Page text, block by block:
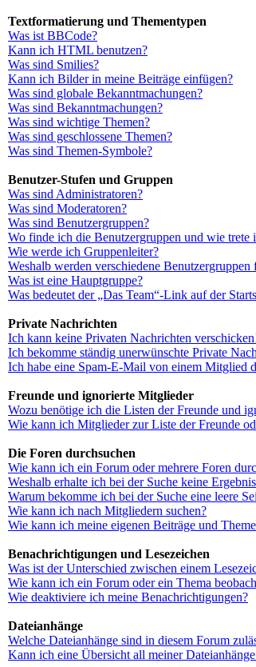
Textformatierung und Thementypen
Was ist BBCode?
Kann ich HTML benutzen?
Was sind Smilies?
Kann ich Bilder in meine Beiträge einfügen?
Was sind globale Bekanntmachungen?
Was sind Bekanntmachungen?
Was sind wichtige Themen?
Was sind geschlossene Themen?
Was sind Themen-Symbole?
Benutzer-Stufen und Gruppen
Was sind Administratoren?
Was sind Moderatoren?
Was sind Benutzergruppen?
Wo finde ich die Benutzergruppen und wie trete
Wie werde ich Gruppenleiter?
Weshalb werden verschiedene Benutzergruppen
Was ist eine Hauptgruppe?
Was bedeutet der „Das Team“-Link auf der
Private Nachrichten
Ich kann keine Privaten Nachrichten
Ich bekomme ständig unerwünschte Private
Ich habe eine Spam-E-Mail von einem Mitglied
Freunde und ignorierte Mitglieder
Wozu benötige ich die Listen der Freunde und
Wie kann ich Mitglieder zur Liste der Freunde
Die Foren durchsuchen
Wie kann ich ein Forum oder mehrere Foren
Weshalb erhalte ich bei der Suche keine
Warum bekomme ich bei der Suche eine leere
Wie kann ich nach Mitgliedern suchen?
Wie kann ich meine eigenen Beiträge und
Benachrichtigungen und Lesezeichen
Was ist der Unterschied zwischen einem
Wie kann ich ein Forum oder ein Thema
Wie deaktiviere ich meine Benachrichtigungen?
Dateianhänge
Welche Dateianhänge sind in diesem Forum
Kann ich eine Übersicht all meiner